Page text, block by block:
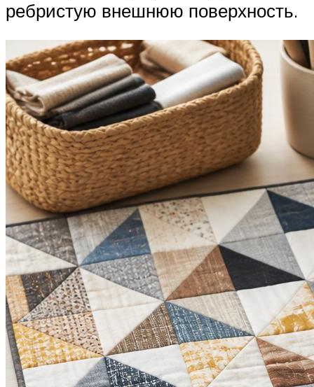
ребристую внешнюю поверхность.